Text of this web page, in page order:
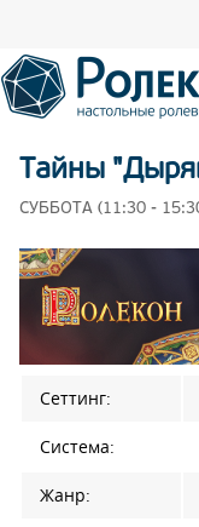
Тайны
СУББОТА (11:30 -
Сеттинг:
Система:
Жанр: